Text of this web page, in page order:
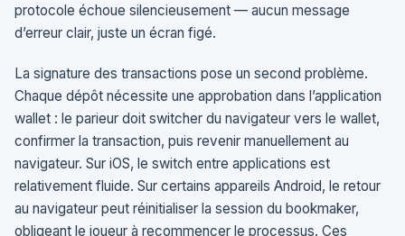
protocole échoue silencieusement — aucun message
d’erreur clair, juste un écran figé.
La signature des transactions pose un second problème.
Chaque dépôt nécessite une approbation dans l’application
wallet : le parieur doit switcher du navigateur vers le wallet,
confirmer la transaction, puis revenir manuellement au
navigateur. Sur iOS, le switch entre applications est
relativement fluide. Sur certains appareils Android, le retour
au navigateur peut réinitialiser la session du bookmaker,
obligeant le joueur à recommencer le processus. Ces